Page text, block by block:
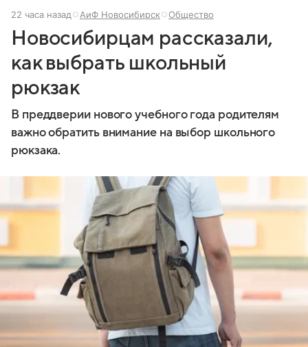
22 часа назад АиФ Новосибирск Общество
Новосибирцам рассказали,
как выбрать школьный
рюкзак
В преддверии нового учебного года родителям
важно обратить внимание на выбор школьного
рюкзака.